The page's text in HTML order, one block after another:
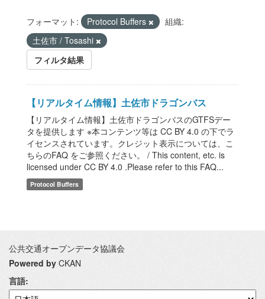
フォーマット: Protocol Buffers
組織:
土佐市 / Tosashi
フィルタ結果
【リアルタイム情報】土佐市ドラゴンバス
【リアルタイム情報】土佐市ドラゴンバスのGTFSデー
タを提供します ※本コンテンツ等は CC BY 4.0 の下でラ
イセンスされています。クレジット表示については、こ
ちらのFAQ をご参照ください。 / This content, etc. is
licensed under CC BY 4.0 .Please refer to this FAQ...
Protocol Buffers
公共交通オープンデータ協議会
Powered by CKAN
言語